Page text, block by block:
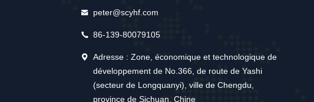
peter@scyhf.com
86-139-80079105
Adresse : Zone, économique et technologique de
développement de No.366, de route de Yashi
(secteur de Longquanyi), ville de Chengdu,
province de Sichuan, Chine